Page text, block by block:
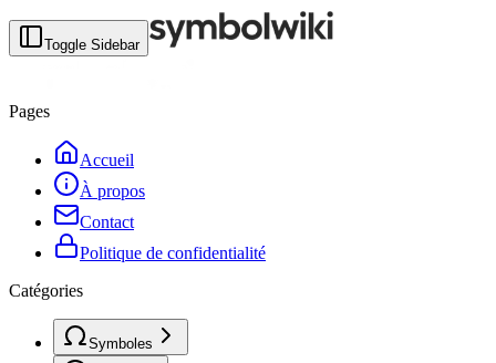
Toggle Sidebar
Pages
Accueil
À propos
Contact
Politique de confidentialité
Catégories
Symboles